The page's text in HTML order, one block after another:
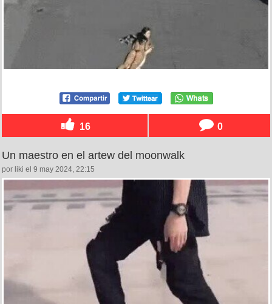
16 0
Un maestro en el artew del moonwalk
por liki el 9 may 2024, 22:15